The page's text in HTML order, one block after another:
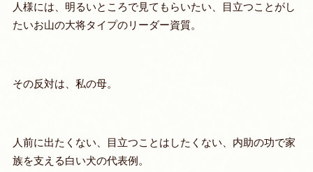
人様には、明るいところで見てもらいたい、目立つことがし
たいお山の大将タイプのリーダー資質。
その反対は、私の母。
人前に出たくない、目立つことはしたくない、内助の功で家
族を支える白い犬の代表例。